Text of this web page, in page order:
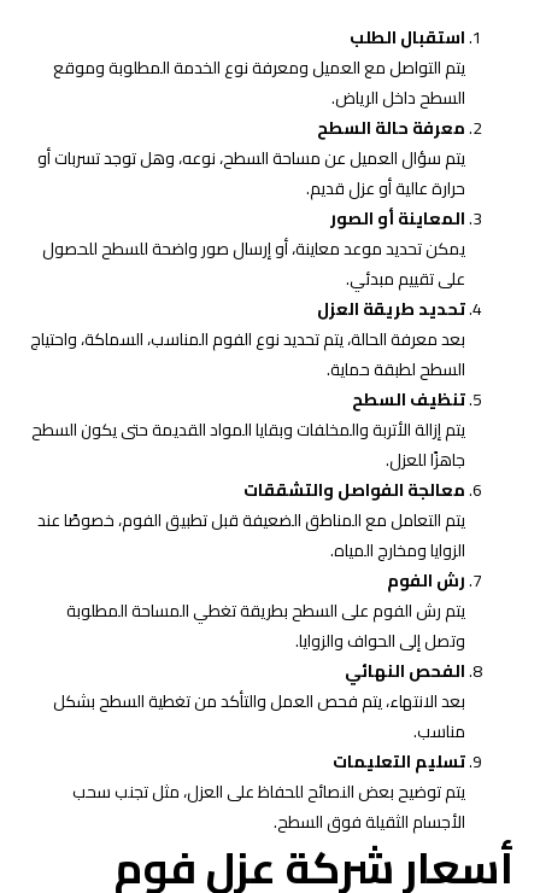
استقبال الطلب
يتم التواصل مع العميل ومعرفة نوع الخدمة المطلوبة وموقع
السطح داخل الرياض.
معرفة حالة السطح
يتم سؤال العميل عن مساحة السطح، نوعه، وهل توجد تسربات أو
حرارة عالية أو عزل قديم.
المعاينة أو الصور
يمكن تحديد موعد معاينة، أو إرسال صور واضحة للسطح للحصول
على تقييم مبدئي.
تحديد طريقة العزل
بعد معرفة الحالة، يتم تحديد نوع الفوم المناسب، السماكة، واحتياج
السطح لطبقة حماية.
تنظيف السطح
يتم إزالة الأتربة والمخلفات وبقايا المواد القديمة حتى يكون السطح
جاهزًا للعزل.
معالجة الفواصل والتشققات
يتم التعامل مع المناطق الضعيفة قبل تطبيق الفوم، خصوصًا عند
الزوايا ومخارج المياه.
رش الفوم
يتم رش الفوم على السطح بطريقة تغطي المساحة المطلوبة
وتصل إلى الحواف والزوايا.
الفحص النهائي
بعد الانتهاء، يتم فحص العمل والتأكد من تغطية السطح بشكل
مناسب.
تسليم التعليمات
يتم توضيح بعض النصائح للحفاظ على العزل، مثل تجنب سحب
الأجسام الثقيلة فوق السطح.
أسعار شركة عزل فوم